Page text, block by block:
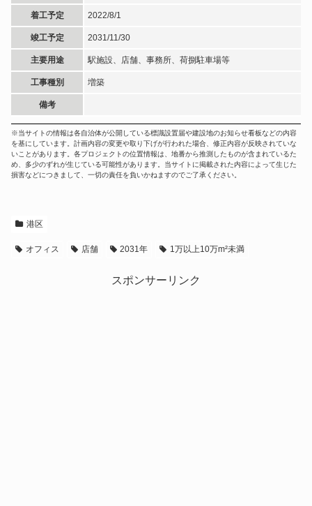
着工予定 2022/8/1
竣工予定 2031/11/30
主要用途 駅施設、店舗、事務所、荷捌駐車場等
工事種別 増築
備考
※当サイトの情報は各自治体が公開している標識設置届や建設地のお知らせ看板などの内容
を基にしています。計画内容の変更や取り下げが行われた場合、修正内容が反映されていな
いことがあります。各プロジェクトの位置情報は、地番から推測したものが含まれているた
め、多少のずれが生じている可能性があります。当サイトに掲載された内容によって生じた
損害などにつきまして、一切の責任を負いかねますのでご了承ください。
港区
オフィス 店舗 2031年 1万以上10万m²未満
スポンサーリンク